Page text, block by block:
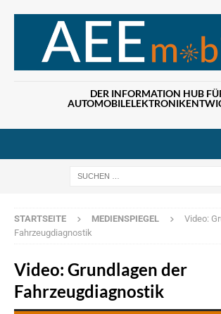
DER INFORMATION HUB
STARTSEITE MEDIENSPIEGEL
Video:
Fahrzeugdiagnostik
Video: Grundlagen der
Fahrzeugdiagnostik